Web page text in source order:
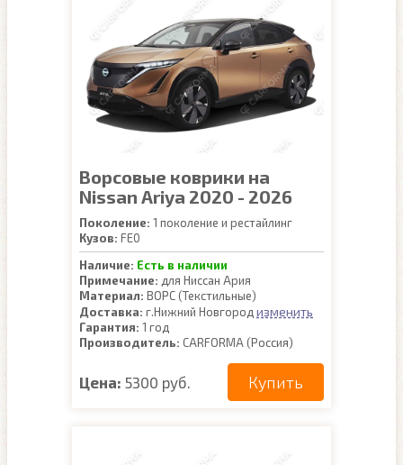
Ворсовые коврики на
Nissan Ariya 2020 - 2026
Поколение: 1 поколение и рестайлинг
Кузов: FE0
Наличие: Есть в наличии
Примечание: для Ниссан Ария
Материал: ВОРС (Текстильные)
Доставка: г.Нижний Новгород изменить
Гарантия: 1 год
Производитель: CARFORMA (Россия)
Цена: 5300 руб. Купить